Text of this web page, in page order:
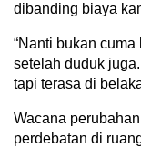
dibanding biaya
“Nanti bukan
setelah duduk
tapi terasa di
Wacana
perdebatan di